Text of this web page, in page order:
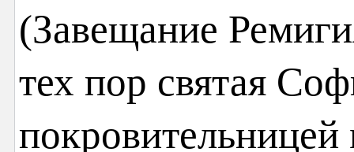
(Завещание
тех пор святая